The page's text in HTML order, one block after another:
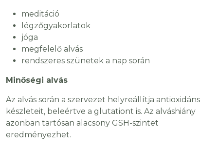
meditáció
légzőgyakorlatok
jóga
megfelelő alvás
rendszeres szünetek a nap során
Minőségi alvás
Az alvás során a szervezet helyreállítja antioxidáns
készleteit, beleértve a glutationt is. Az alváshiány
azonban tartósan alacsony GSH-szintet
eredményezhet.